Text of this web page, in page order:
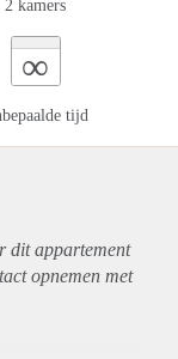
2 kamers
∞
tijd
ditappartement
opnemen met